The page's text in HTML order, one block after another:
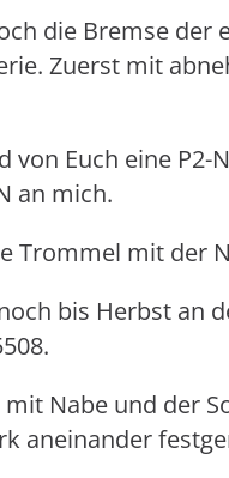
die Bremse
Zuerst mit
von Euch eine
an mich.
Trommel mit der
bis Herbst an
Nabe und der
aneinander